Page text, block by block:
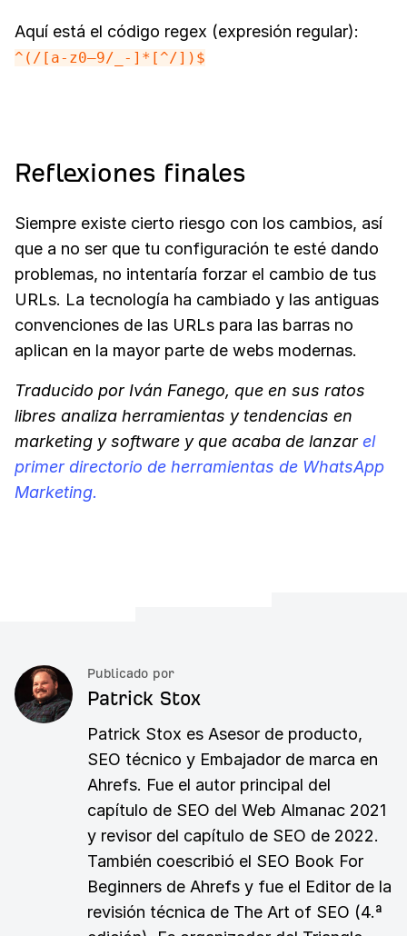
Aquí está el código regex (expresión regular):
^(/[a-z0–9/_-]*[^/])$
Reflexiones finales
Siempre existe cierto riesgo con los cambios, así
que a no ser que tu configuración te esté dando
problemas, no intentaría forzar el cambio de tus
URLs. La tecnología ha cambiado y las antiguas
convenciones de las URLs para las barras no
aplican en la mayor parte de webs modernas.
Tra­duci­do por Iván Fanego, que en sus ratos
libres analiza herramientas y tendencias en
marketing y software y que acaba de lanzarel
primer directorio de herramientas de WhatsApp
Marketing.
Publicado por
Patrick Stox
Patrick Stox es Asesor de producto,
SEO técnico y Embajador de marca en
Ahrefs. Fue el autor principal del
capítulo de SEO del Web Almanac 2021
y revisor del capítulo de SEO de 2022.
También coescribió el SEO Book For
Beginners de Ahrefs y fue el Editor de la
revisión técnica de The Art of SEO (4.ª